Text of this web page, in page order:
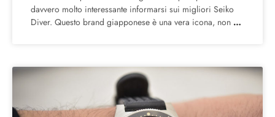
davvero molto interessante informarsi sui migliori Seiko
Diver. Questo brand giapponese è una vera icona, non